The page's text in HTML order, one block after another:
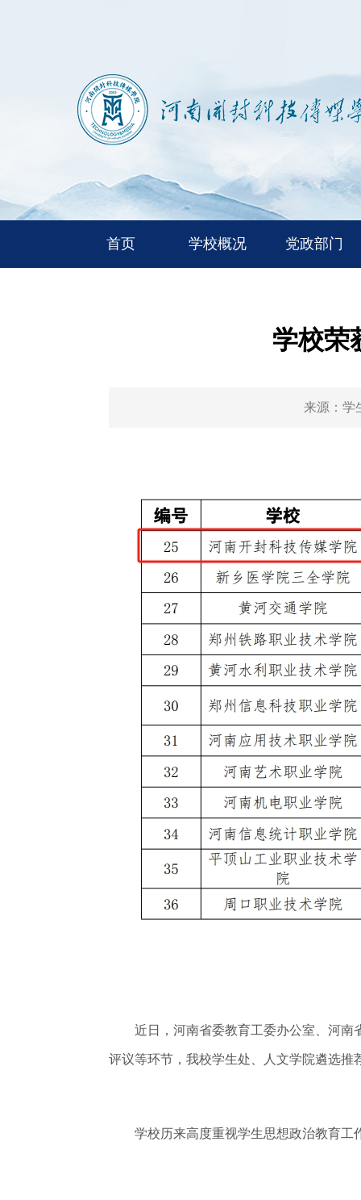
首页 学校概况 党政部门
学校荣
来源： 学
近日，河南省委教育工委办公室、河南省
评议等环节，我校学生处、人文学院遴选推
学校历来高度重视学生思想政治教育工作